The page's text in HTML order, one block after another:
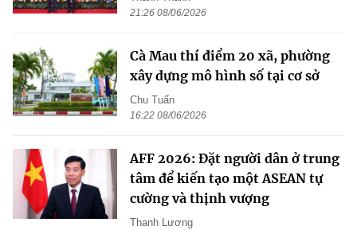
21:26 08/06/2026
Cà Mau thí điểm 20 xã, phường
xây dựng mô hình số tại cơ sở
Chu Tuấn
16:22 08/06/2026
AFF 2026: Đặt người dân ở trung
tâm để kiến tạo một ASEAN tự
cường và thịnh vượng
Thanh Lương